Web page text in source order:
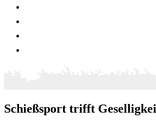
Schießsport trifft